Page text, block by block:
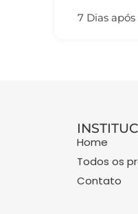
7 Dias
Home
Todos os
Contato